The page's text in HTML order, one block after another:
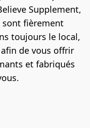
Supplement,
sont fièrement
toujours le local,
de vous offrir
et fabriqués